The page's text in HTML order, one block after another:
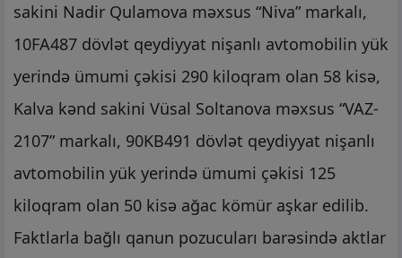
sakini Nadir Qulamova məxsus “Niva” markalı,
10FA487 dövlət qeydiyyat nişanlı avtomobilin yük
yerində ümumi çəkisi 290 kiloqram olan 58 kisə,
Kalva kənd sakini Vüsal Soltanova məxsus “VAZ-
2107” markalı, 90KB491 dövlət qeydiyyat nişanlı
avtomobilin yük yerində ümumi çəkisi 125
kiloqram olan 50 kisə ağac kömür aşkar edilib.
Faktlarla bağlı qanun pozucuları barəsində aktlar